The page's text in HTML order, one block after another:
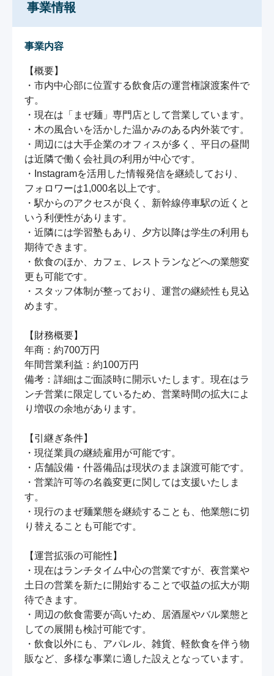
事業情報
事業内容
【概要】
・市内中心部に位置する飲食店の運営権譲渡案件で
す。
・現在は「まぜ麺」専門店として営業しています。
・木の風合いを活かした温かみのある内外装です。
・周辺には大手企業のオフィスが多く、平日の昼間
は近隣で働く会社員の利用が中心です。
・Instagramを活用した情報発信を継続しており、
フォロワーは1,000名以上です。
・駅からのアクセスが良く、新幹線停車駅の近くと
いう利便性があります。
・近隣には学習塾もあり、夕方以降は学生の利用も
期待できます。
・飲食のほか、カフェ、レストランなどへの業態変
更も可能です。
・スタッフ体制が整っており、運営の継続性も見込
めます。
【財務概要】
年商：約700万円
年間営業利益：約100万円
備考：詳細はご面談時に開示いたします。現在はラ
ンチ営業に限定しているため、営業時間の拡大によ
り増収の余地があります。
【引継ぎ条件】
・現従業員の継続雇用が可能です。
・店舗設備・什器備品は現状のまま譲渡可能です。
・営業許可等の名義変更に関しては支援いたしま
す。
・現行のまぜ麺業態を継続することも、他業態に切
り替えることも可能です。
【運営拡張の可能性】
・現在はランチタイム中心の営業ですが、夜営業や
土日の営業を新たに開始することで収益の拡大が期
待できます。
・周辺の飲食需要が高いため、居酒屋やバル業態と
しての展開も検討可能です。
・飲食以外にも、アパレル、雑貨、軽飲食を伴う物
販など、多様な事業に適した設えとなっています。